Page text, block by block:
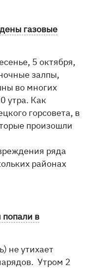
газовые
5 октября,
залпы,
во многих
утра. Как
горсовета, в
произошли
ряда
районах
попали в
не утихает
Утром 2